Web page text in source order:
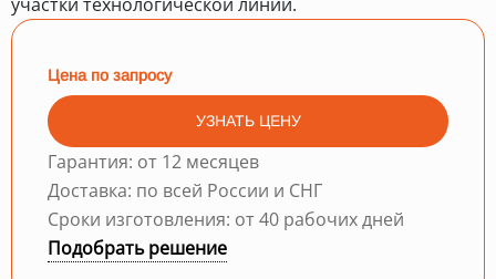
Цена по запросу
УЗНАТЬ ЦЕНУ
Гарантия: от 12 месяцев
Доставка: по всей России и СНГ
Сроки изготовления: от 40 рабочих дней
Подобрать решение